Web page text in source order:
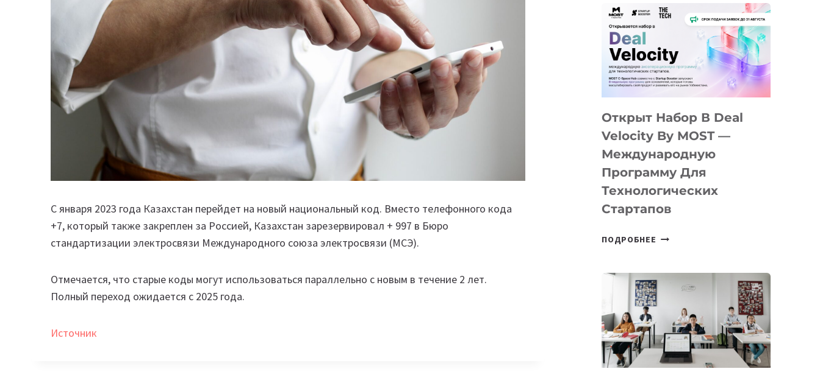
С января 2023 года Казахстан перейдет на новый национальный код. Вместо телефонного кода
+7, который также закреплен за Россией, Казахстан зарезервировал + 997 в Бюро
стандартизации электросвязи Международного союза электросвязи (МСЭ).
Отмечается, что старые коды могут использоваться параллельно с новым в течение 2 лет.
Полный переход ожидается с 2025 года.
Источник
АЛМАТЫ:
YOUTH
CAMP
ДАЛ
ПОДРОСТКАМ
БИЛЕТ
IT-
ПРЕДПРИНИМАТЕЛЬСТВО
Открыт Набор В Deal
Velocity By MOST —
Международную
Программу Для
Технологических
Стартапов
ПОДРОБНЕЕ ОТКРЫТ
DEAL
VELOCITY
MOST
—
МЕЖДУНАРОДНУЮ